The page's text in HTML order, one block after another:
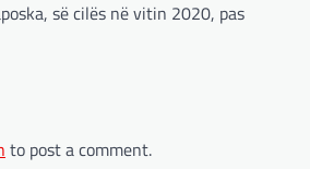
së cilës në vitin 2020, pas
to post a comment.
miliardë euro për mbrojtje
kinez…
shkundur Europën